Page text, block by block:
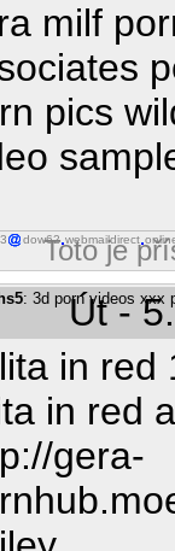
milf
pics
dow62 webmaildirect
Toto je
: 3d porn videos xxx
Út -
in red
in red
gera-